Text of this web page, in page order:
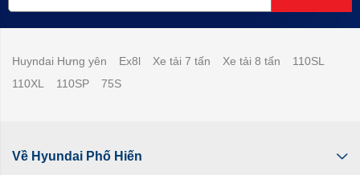
Huyndai Hưng yên Ex8l Xe tải 7 tấn Xe tải 8 tấn
110SL
110XL
110SP 75S
Về Hyundai Phố Hiến